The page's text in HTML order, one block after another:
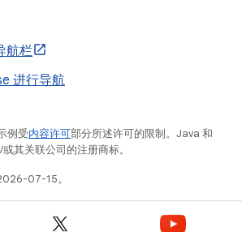
航栏
进行导航
例受内容许可部分所述许可的限制。Java 和
其关联公司的注册商标。
07-15。